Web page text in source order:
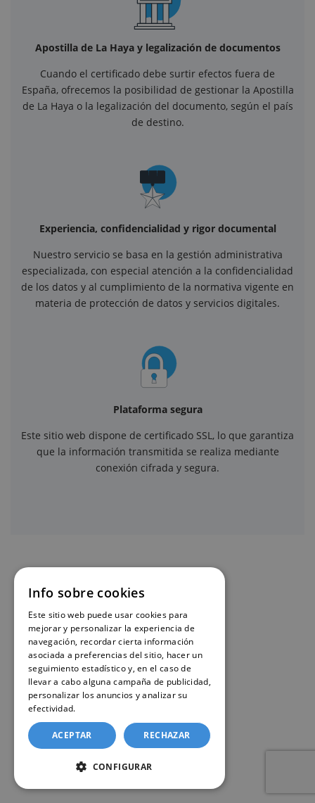
Apostilla de La Haya y legalización de documentos
Cuando el certificado debe surtir efectos fuera de
España, ofrecemos la posibilidad de gestionar la Apostilla
de La Haya o la legalización del documento, según el país
de destino.
Experiencia, confidencialidad y rigor documental
Nuestro servicio se basa en la gestión administrativa
especializada, con especial atención a la confidencialidad
de los datos y al cumplimiento de la normativa vigente en
materia de protección de datos y servicios digitales.
Plataforma segura
Este sitio web dispone de certificado SSL, lo que garantiza
que la información transmitida se realiza mediante
conexión cifrada y segura.
Info sobre cookies
Este sitio web puede usar cookies para
mejorar y personalizar la experiencia de
navegación, recordar cierta información
asociada a preferencias del sitio, hacer un
seguimiento estadístico y, en el caso de
llevar a cabo alguna campaña de publicidad,
personalizar los anuncios y analizar su
efectividad.
ACEPTAR RECHAZAR
CONFIGURAR